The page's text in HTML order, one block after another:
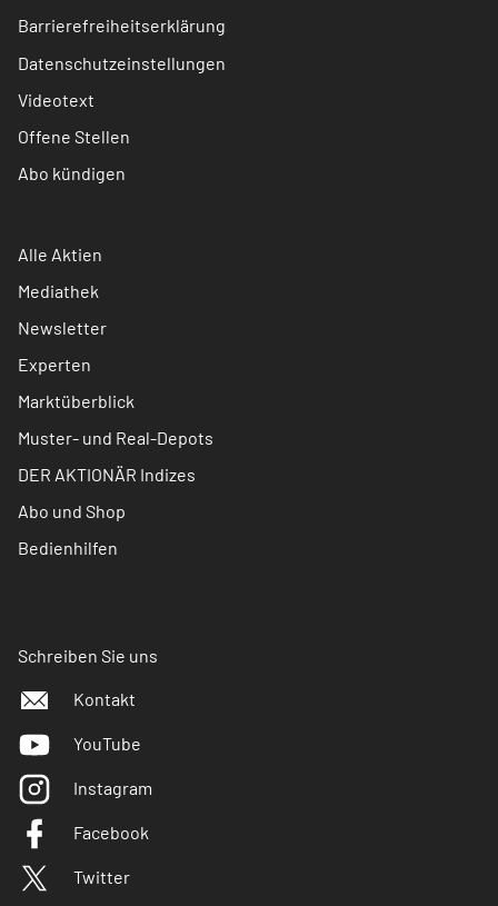
Barrierefreiheitserklärung
Datenschutzeinstellungen
Videotext
Offene Stellen
Abo kündigen
Alle Aktien
Mediathek
Newsletter
Experten
Marktüberblick
Muster- und Real-Depots
DER AKTIONÄR Indizes
Abo und Shop
Bedienhilfen
Schreiben Sie uns
Kontakt
YouTube
Instagram
Facebook
Twitter